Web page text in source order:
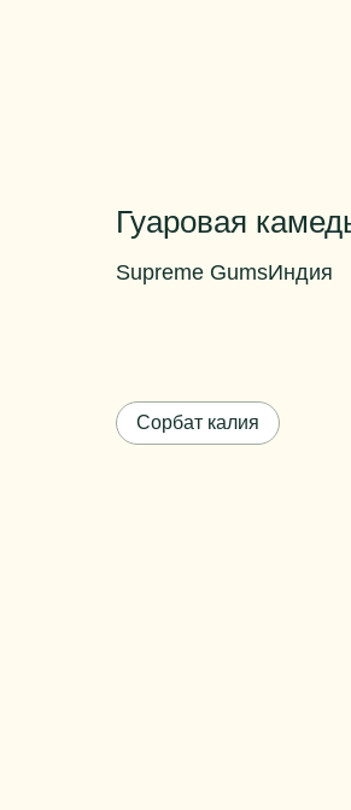
Гуаровая
Supreme GumsИндия
1%
Вязкость в холодном
Сорбат калия